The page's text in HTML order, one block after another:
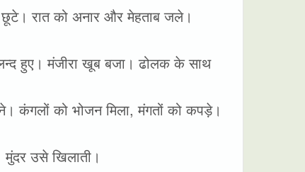
छूटे। रात को अनार और मेहताब जले।
हुए। मंजीरा खूब बजा। ढोलक के साथ
ने। कंगलों को भोजन मिला, मंगतों को कपड़े।
मुंदर उसे खिलाती।